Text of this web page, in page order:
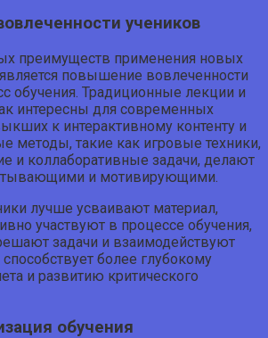
учеников
преимуществ применения новых
повышение вовлеченности
обучения. Традиционные лекции и
интересны для современных
к интерактивному контенту и
методы, такие как игровые техники,
и коллаборативные задачи, делают
и мотивирующими.
лучше усваивают материал,
участвуют в процессе обучения,
задачи и взаимодействуют
более глубокому
и развитию критического
обучения